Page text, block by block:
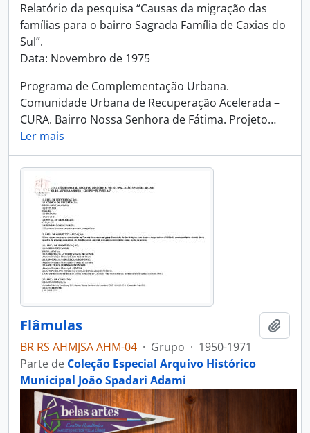
Relatório da pesquisa “Causas da migração das
famílias para o bairro Sagrada Família de Caxias do
Sul”.
Data: Novembro de 1975
Programa de Complementação Urbana.
Comunidade Urbana de Recuperação Acelerada –
CURA. Bairro Nossa Senhora de Fátima. Projeto…
Ler mais
Flâmulas
BR RS AHMJSA AHM-04 · Grupo · 1950-1971
Parte de Coleção Especial Arquivo Histórico
Municipal João Spadari Adami